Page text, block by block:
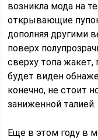
возникла мода на
открывающие
дополняя другими
поверх
сверху топа жакет,
будет виден
конечно, не стоит
заниженной талией.
Еще в этом году в